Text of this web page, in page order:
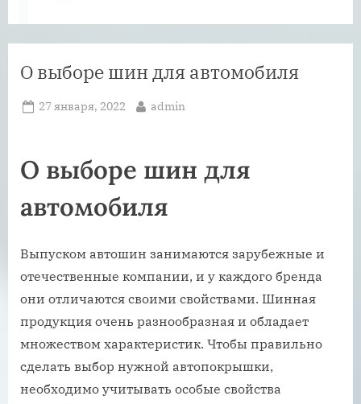
О выборе шин для автомобиля
Posted
27 января, 2022 By
admin
О выборе шин для
автомобиля
Выпуском автошин занимаются зарубежные и
отечественные компании, и у каждого бренда
они отличаются своими свойствами. Шинная
продукция очень разнообразная и обладает
множеством характеристик. Чтобы правильно
сделать выбор нужной автопокрышки,
необходимо учитывать особые свойства